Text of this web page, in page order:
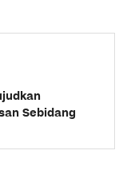
Sebidang